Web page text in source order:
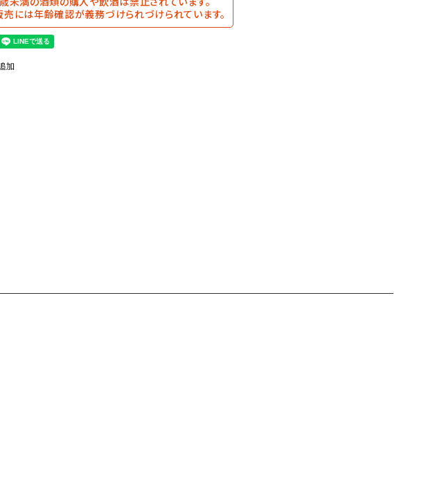
売には年齢確認が義務づけられづけられています。
加